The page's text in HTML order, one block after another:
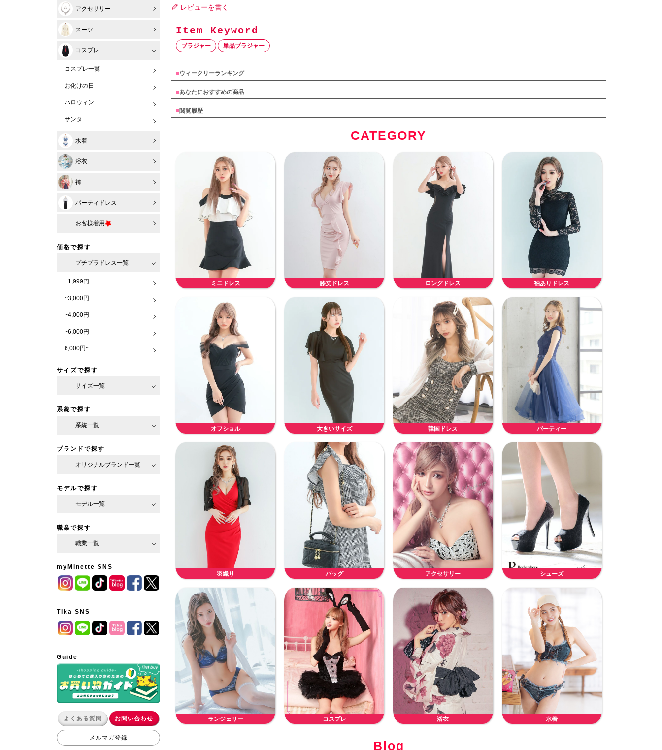
アクセサリー
スーツ
コスプレ
コスプレ一覧
お化けの日
ハロウィン
サンタ
水着
浴衣
袴
パーティドレス
お客様着用
価格で探す
プチプラドレス一覧
~1,999円
~3,000円
~4,000円
~6,000円
6,000円~
サイズで探す
サイズ一覧
系統で探す
系統一覧
ブランドで探す
オリジナルブランド一覧
モデルで探す
モデル一覧
職業で探す
職業一覧
myMinette SNS
Tika SNS
Guide
よくある質問 お問い合わせ
メルマガ登録
レビューを書く
ブラジャー 単品ブラジャー
■ウィークリーランキング
■あなたにおすすめの商品
■閲覧履歴
CATEGORY
ミニドレス 膝丈ドレス ロングドレス 袖ありドレス
オフショル 大きいサイズ 韓国ドレス パーティー
羽織り バッグ アクセサリー シューズ
ランジェリー コスプレ 浴衣 水着
Blog